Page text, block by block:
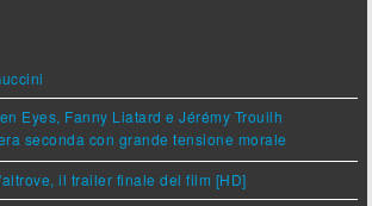
Eyes, Fanny Liatard e Jérémy Trouilh
seconda con grande tensione morale
il trailer finale del film [HD]